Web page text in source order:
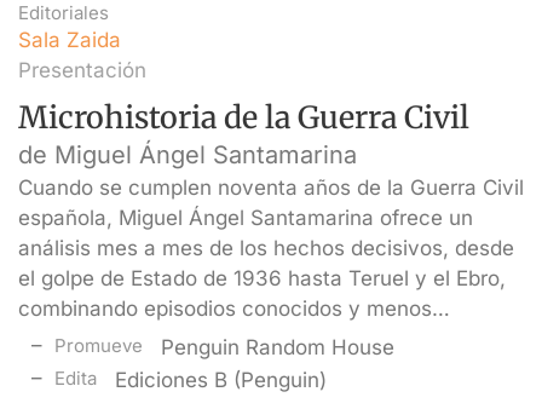
Editoriales
Sala Zaida
Presentación
Microhistoria de la Guerra Civil
de Miguel Ángel Santamarina
Cuando se cumplen noventa años de la Guerra Civil
española, Miguel Ángel Santamarina ofrece un
análisis mes a mes de los hechos decisivos, desde
el golpe de Estado de 1936 hasta Teruel y el Ebro,
combinando episodios conocidos y menos…
Promueve Penguin Random House
Edita Ediciones B (Penguin)